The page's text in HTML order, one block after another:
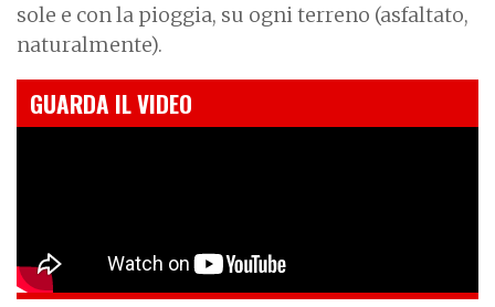
sole e con la pioggia, su ogni terreno (asfaltato,
naturalmente).
GUARDA IL VIDEO